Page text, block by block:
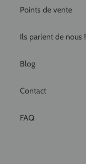
Points de vente
Ils parlent de nous !
Blog
Contact
FAQ